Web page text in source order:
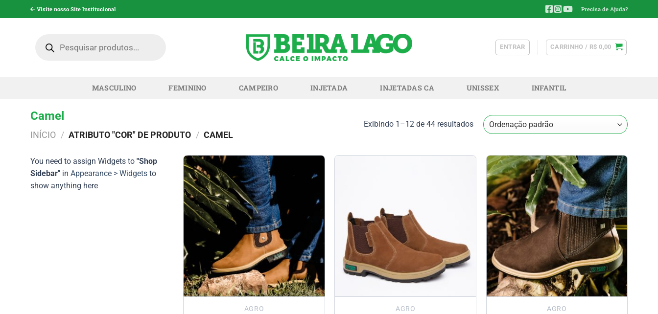
para
Visite nosso Site Institucional Precisa de Ajuda?
produtos
ENTRAR CARRINHO / R$ 0,00
MASCULINO FEMININO CAMPEIRO INJETADA INJETADAS CA UNISSEX INFANTIL
Camel
INÍCIO / ATRIBUTO "COR" DE PRODUTO / CAMEL
Exibindo 1–12 de 44 resultados
You need to assign Widgets to "Shop
Sidebar" in Appearance > Widgets to
show anything here
AGRO AGRO AGRO